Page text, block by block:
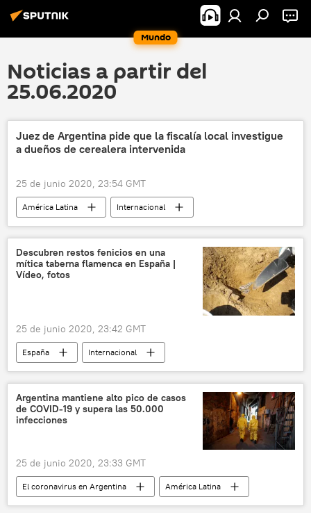
Mundo
Noticias a partir del
25.06.2020
Juez de Argentina pide que la fiscalía local investigue
a dueños de cerealera intervenida
25 de junio 2020, 23:54 GMT
América Latina
Internacional
Argentina
noticias
Descubren restos fenicios en una
mítica taberna flamenca en España |
Vídeo, fotos
25 de junio 2020, 23:42 GMT
España
Internacional
🎭 Arte y cultura
sociedad
Cádiz
arqueología
noticias
Argentina mantiene alto pico de casos
de COVID-19 y supera las 50.000
infecciones
25 de junio 2020, 23:33 GMT
El coronavirus en Argentina
América Latina
Internacional
Argentina
COVID-19